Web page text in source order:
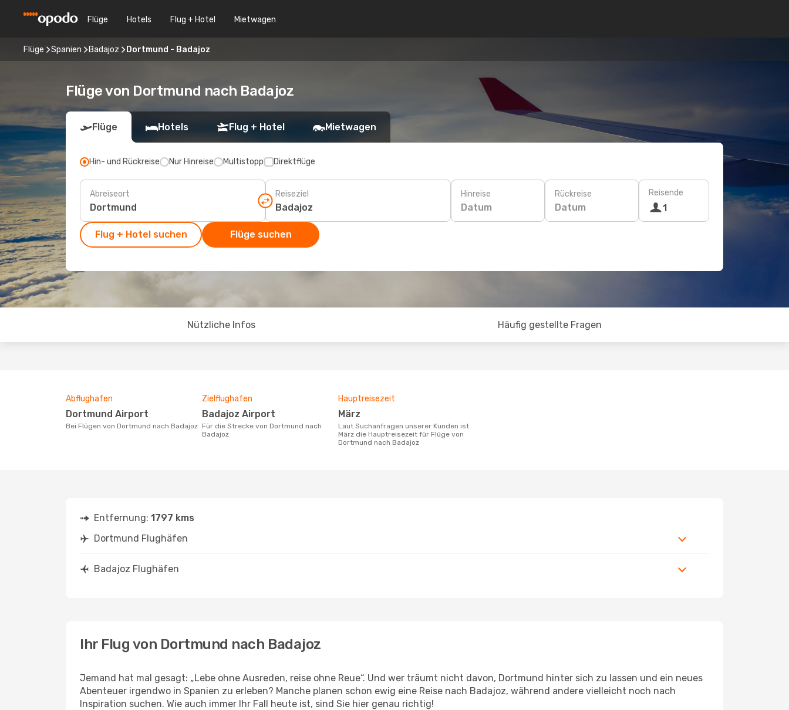
Flüge Hotels Flug + Hotel Mietwagen
Flüge Spanien Badajoz Dortmund - Badajoz
Flüge von Dortmund nach Badajoz
Flüge Hotels Flug + Hotel Mietwagen
Hin- und Rückreise Nur Hinreise Multistopp Direktflüge
Abreiseort Reiseziel Hinreise
Datum
Rückreise
Datum
Reisende
1
Flug + Hotel suchen Flüge suchen
Nützliche Infos Häufig gestellte Fragen
Abflughafen
Dortmund Airport
Bei Flügen von Dortmund nach Badajoz
Zielflughafen
Badajoz Airport
Für die Strecke von Dortmund nach
Badajoz
Hauptreisezeit
März
Laut Suchanfragen unserer Kunden ist
März die Hauptreisezeit für Flüge von
Dortmund nach Badajoz
Entfernung: 1797 kms
Dortmund Flughäfen
Badajoz Flughäfen
Ihr Flug von Dortmund nach Badajoz
Jemand hat mal gesagt: „Lebe ohne Ausreden, reise ohne Reue“. Und wer träumt nicht davon, Dortmund hinter sich zu lassen und ein neues
Abenteuer irgendwo in Spanien zu erleben? Manche planen schon ewig eine Reise nach Badajoz, während andere vielleicht noch nach
Inspiration suchen. Wie auch immer Ihr Fall heute ist, sind Sie hier genau richtig!